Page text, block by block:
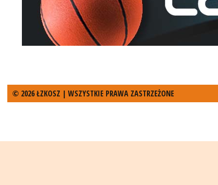
© 2026 ŁZKOSZ | WSZYSTKIE PRAWA ZASTRZEŻONE